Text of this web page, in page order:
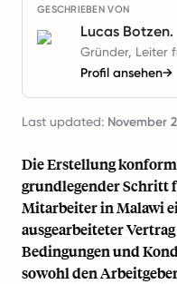
GESCHRIEBEN VON
Lucas Botzen.
Gründer, Leiter
Profil ansehen→
Last updated: November
Die Erstellung
grundlegender Schritt
Mitarbeiter in Malawi
ausgearbeiteter
Bedingungen und
sowohl den